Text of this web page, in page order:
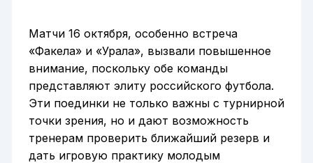
Матчи 16 октября, особенно встреча
«Факела» и «Урала», вызвали повышенное
внимание, поскольку обе команды
представляют элиту российского футбола.
Эти поединки не только важны с турнирной
точки зрения, но и дают возможность
тренерам проверить ближайший резерв и
дать игровую практику молодым